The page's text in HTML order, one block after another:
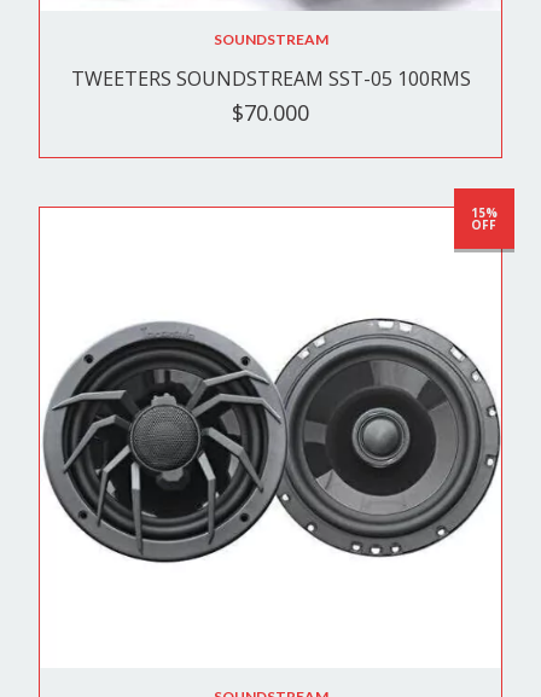
SOUNDSTREAM
TWEETERS SOUNDSTREAM SST-05 100RMS
$70.000
15%
OFF